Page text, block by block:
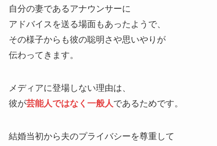
自分の妻であるアナウンサーに
アドバイスを送る場面もあったようで、
その様子からも彼の聡明さや思いやりが
伝わってきます。
メディアに登場しない理由は、
彼が芸能人ではなく一般人 であるためです。
結婚当初から夫のプライバシーを尊重して